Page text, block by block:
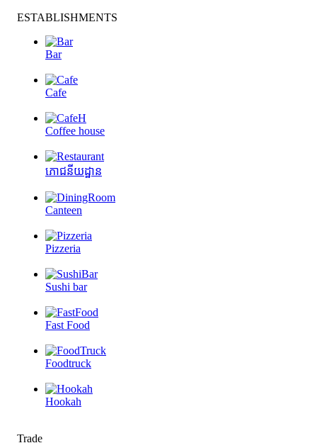
ESTABLISHMENTS
Bar
Cafe
Coffee house
ភោជនីយដ្ឋាន
Canteen
Pizzeria
Sushi bar
Fast Food
Foodtruck
Hookah
Trade